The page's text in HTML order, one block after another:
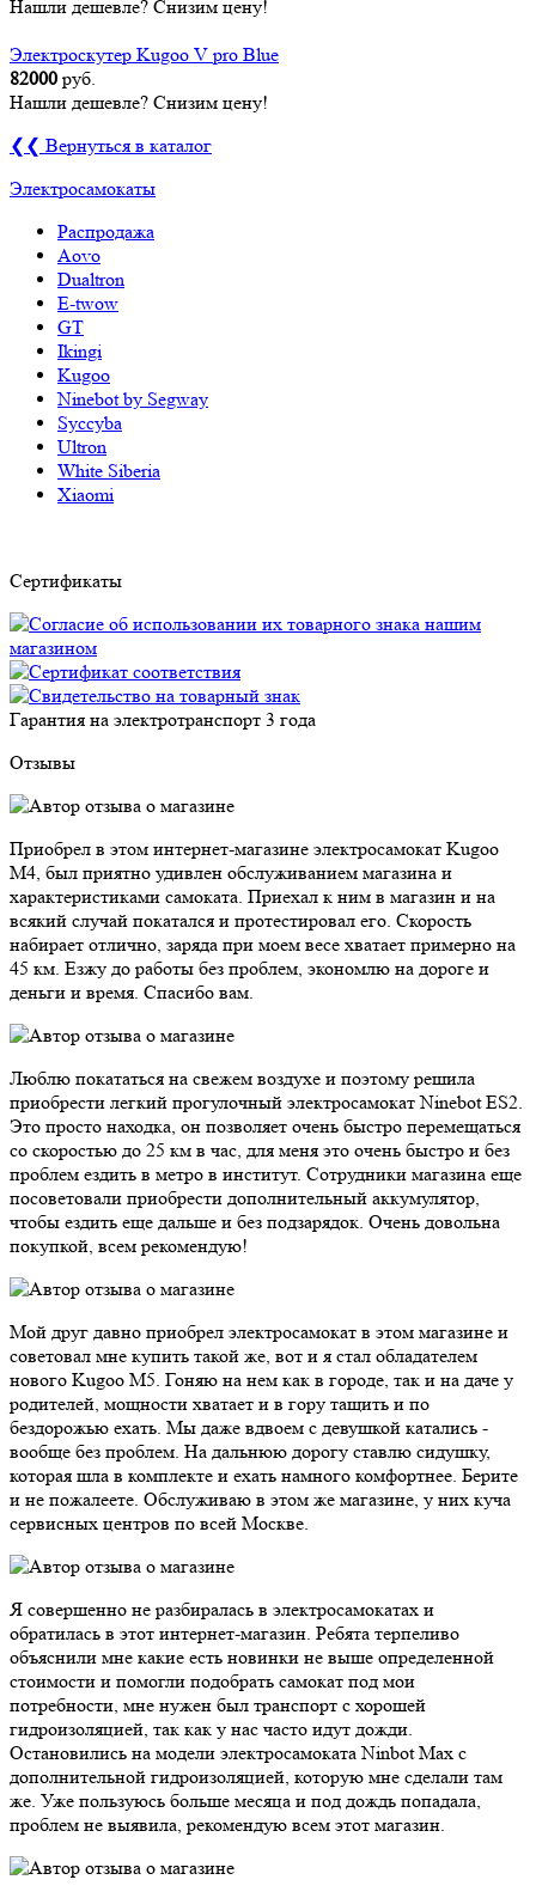
Нашли дешевле? Снизим цену!
Электроскутер Kugoo V pro Blue
82000 руб.
Нашли дешевле? Снизим цену!
❮❮ Вернуться в каталог
Электросамокаты
Распродажа
Aovo
Dualtron
E-twow
GT
Ikingi
Kugoo
Ninebot by Segway
Syccyba
Ultron
White Siberia
Xiaomi
Сертификаты
Гарантия на электротранспорт 3 года
Отзывы
Приобрел в этом интернет-магазине электросамокат Kugoo
M4, был приятно удивлен обслуживанием магазина и
характеристиками самоката. Приехал к ним в магазин и на
всякий случай покатался и протестировал его. Скорость
набирает отлично, заряда при моем весе хватает примерно на
45 км. Езжу до работы без проблем, экономлю на дороге и
деньги и время. Спасибо вам.
Люблю покататься на свежем воздухе и поэтому решила
приобрести легкий прогулочный электросамокат Ninebot ES2.
Это просто находка, он позволяет очень быстро перемещаться
со скоростью до 25 км в час, для меня это очень быстро и без
проблем ездить в метро в институт. Сотрудники магазина еще
посоветовали приобрести дополнительный аккумулятор,
чтобы ездить еще дальше и без подзарядок. Очень довольна
покупкой, всем рекомендую!
Мой друг давно приобрел электросамокат в этом магазине и
советовал мне купить такой же, вот и я стал обладателем
нового Kugoo M5. Гоняю на нем как в городе, так и на даче у
родителей, мощности хватает и в гору тащить и по
бездорожью ехать. Мы даже вдвоем с девушкой катались -
вообще без проблем. На дальнюю дорогу ставлю сидушку,
которая шла в комплекте и ехать намного комфортнее. Берите
и не пожалеете. Обслуживаю в этом же магазине, у них куча
сервисных центров по всей Москве.
Я совершенно не разбиралась в электросамокатах и
обратилась в этот интернет-магазин. Ребята терпеливо
объяснили мне какие есть новинки не выше определенной
стоимости и помогли подобрать самокат под мои
потребности, мне нужен был транспорт с хорошей
гидроизоляцией, так как у нас часто идут дожди.
Остановились на модели электросамоката Ninbot Max с
дополнительной гидроизоляцией, которую мне сделали там
же. Уже пользуюсь больше месяца и под дождь попадала,
проблем не выявила, рекомендую всем этот магазин.